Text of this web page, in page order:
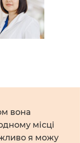
вона
місці
я можу